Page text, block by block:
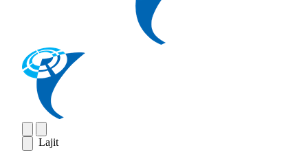
Lajit